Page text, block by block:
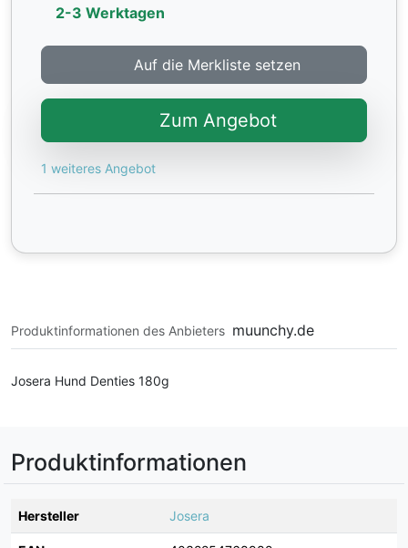
2-3 Werktagen
Auf die Merkliste setzen
Zum Angebot
1 weiteres Angebot
Produktinformationen des Anbieters muunchy.de
Josera Hund Denties 180g
Produktinformationen
Hersteller Josera